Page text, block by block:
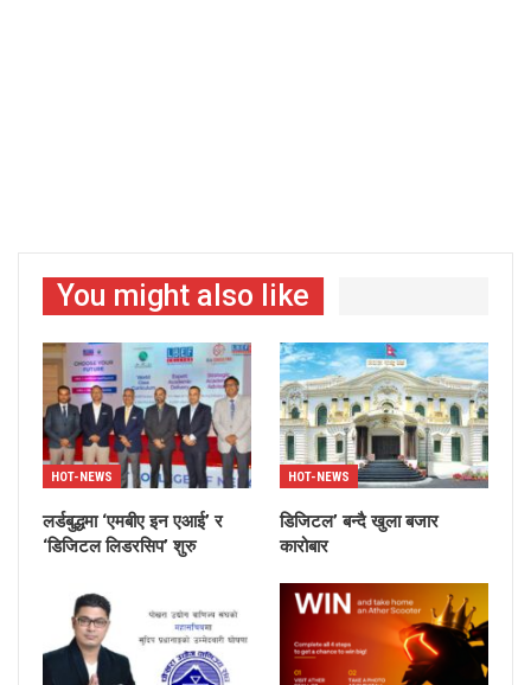
You might also like
HOT-NEWS
लर्डबुद्धमा ‘एमबीए इन एआई’ र
‘डिजिटल लिडरसिप’ शुरु
HOT-NEWS
डिजिटल’ बन्दै खुला बजार
कारोबार